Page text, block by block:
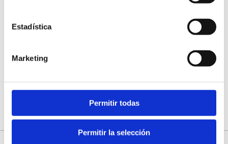
Estadística
Marketing
Permitir todas
Permitir la selección
Restaurant et chambres Cabrit